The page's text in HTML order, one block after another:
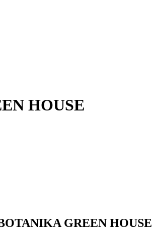
HOUSE
GREEN HOUSE